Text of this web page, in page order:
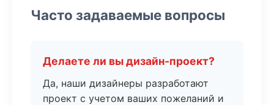
Часто задаваемые вопросы
Делаете ли вы дизайн-проект?
Да, наши дизайнеры разработают
проект с учетом ваших пожеланий и